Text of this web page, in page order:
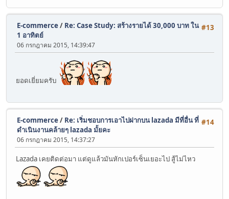
#13
E-commerce/ Re: Case Study: สร้างรายได้ 30,000 บาท ใน
1 อาทิตย์
06 กรกฎาคม 2015, 14:39:47
ยอดเยี่ยมครับ
#14
E-commerce/ Re: เริ่มชอบการเอาไปฝากบน lazada มีที่อื่น ที่
ดำเนินงานคล้ายๆ lazada มั้ยคะ
06 กรกฎาคม 2015, 14:37:27
Lazada เคยติดต่อมา แต่ดูแล้วมันหักเปอร์เซ็นเยอะไป สู้ไม่ไหว